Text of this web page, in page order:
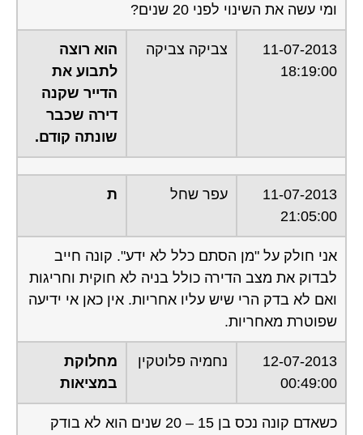
ומי עשה את השינוי לפני 20 שנים?
11-07-2013
18:19:00
צביקה צביקה
הוא רוצה
לתבוע את
הדייר שקנה
דירה שכבר
שונתה קודם.
11-07-2013
21:05:00
עפר שחל ת
אני חולק על "מן הסתם כלל לא ידע". קונה חייב
לבדוק את מצב הדירה כולל בניה לא חוקית וחריגות
ואם לא בדק הרי שיש עליו אחריות. אין כאן אי ידיעה
שפוטרת מאחריות.
12-07-2013
00:49:00
נחמיה פלוטקין
מחלוקת
במציאות
כשאדם קונה נכס בן 15 – 20 שנים הוא לא בודק